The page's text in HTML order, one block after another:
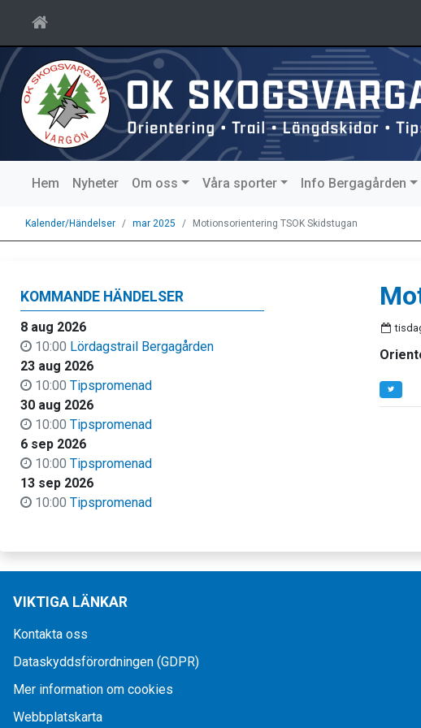
Hem Nyheter Om oss Våra sporter Info Bergagården
Kalender/Händelser mar 2025 Motionsorientering TSOK Skidstugan
KOMMANDE HÄNDELSER
8 aug 2026
10:00 Lördagstrail Bergagården
23 aug 2026
10:00 Tipspromenad
30 aug 2026
10:00 Tipspromenad
6 sep 2026
10:00 Tipspromenad
13 sep 2026
10:00 Tipspromenad
VIKTIGA LÄNKAR
Kontakta oss
Dataskyddsförordningen (GDPR)
Mer information om cookies
Webbplatskarta